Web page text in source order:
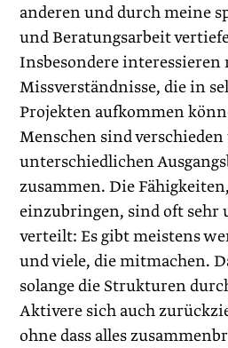
anderen und durch meine
und Beratungsarbeit
Insbesondere interessieren
Missverständnisse, die in
Projekten aufkommen
Menschen sind
unterschiedlichen
zusammen. Die
einzubringen, sind oft sehr
verteilt: Es gibt meistens
und viele, die mitmachen.
solange die Strukturen
Aktivere sich auch
ohne dass alles